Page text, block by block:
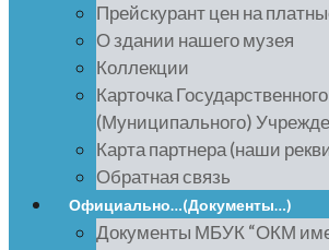
Прейскурант цен на
О здании нашего музея
Коллекции
Карточка Государственного
(Муниципального)
Карта партнера (наши
Обратная связь
Официально…(Документы…)
Документы МБУК “ОКМ